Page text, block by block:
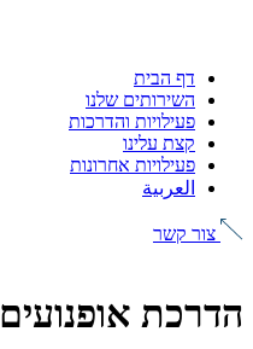
דף הבית
השירותים שלנו
פעילויות והדרכות
קצת עלינו
פעילויות אחרונות
العربية
צור קשר
הדרכת אופנועים